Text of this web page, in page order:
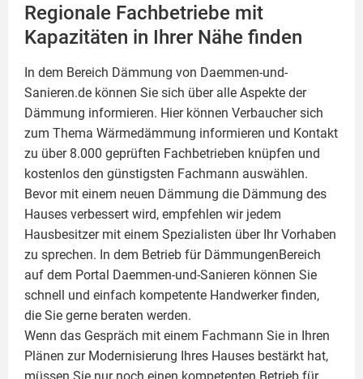
Regionale Fachbetriebe mit
Kapazitäten in Ihrer Nähe finden
In dem Bereich Dämmung von Daemmen-und-
Sanieren.de können Sie sich über alle Aspekte der
Dämmung informieren. Hier können Verbaucher sich
zum Thema Wärmedämmung informieren und Kontakt
zu über 8.000 geprüften Fachbetrieben knüpfen und
kostenlos den günstigsten Fachmann auswählen.
Bevor mit einem neuen Dämmung die Dämmung des
Hauses verbessert wird, empfehlen wir jedem
Hausbesitzer mit einem Spezialisten über Ihr Vorhaben
zu sprechen. In dem Betrieb für DämmungenBereich
auf dem Portal Daemmen-und-Sanieren können Sie
schnell und einfach kompetente Handwerker finden,
die Sie gerne beraten werden.
Wenn das Gespräch mit einem Fachmann Sie in Ihren
Plänen zur Modernisierung Ihres Hauses bestärkt hat,